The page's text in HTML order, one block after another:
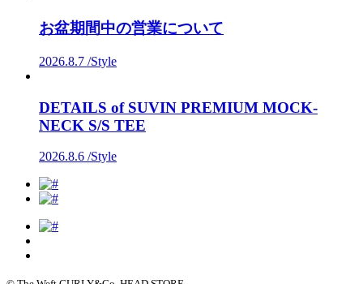
お盆期間中の営業について
2026.8.7 /Style
DETAILS of SUVIN PREMIUM MOCK-
NECK S/S TEE
2026.8.6 /Style